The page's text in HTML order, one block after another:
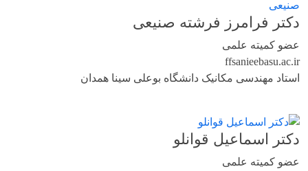
دکتر فرامرز فرشته صنیعی
عضو کمیته علمی
ffsanieebasu.ac.ir
استاد مهندسی مکانیک دانشگاه بوعلی سینا همدان
دکتر اسماعیل قوانلو
عضو کمیته علمی